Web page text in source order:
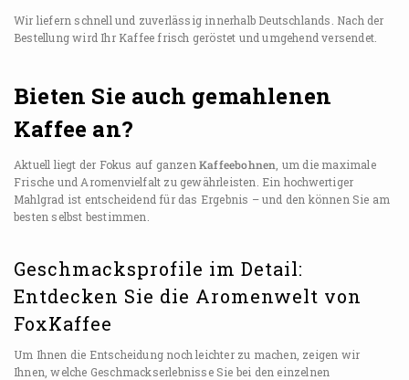
Wir liefern schnell und zuverlässig innerhalb Deutschlands. Nach der
Bestellung wird Ihr Kaffee frisch geröstet und umgehend versendet.
Bieten Sie auch gemahlenen
Kaffee an?
Aktuell liegt der Fokus auf ganzen Kaffeebohnen , um die maximale
Frische und Aromenvielfalt zu gewährleisten. Ein hochwertiger
Mahlgrad ist entscheidend für das Ergebnis – und den können Sie am
besten selbst bestimmen.
Geschmacksprofile im Detail:
Entdecken Sie die Aromenwelt von
FoxKaffee
Um Ihnen die Entscheidung noch leichter zu machen, zeigen wir
Ihnen, welche Geschmackserlebnisse Sie bei den einzelnen